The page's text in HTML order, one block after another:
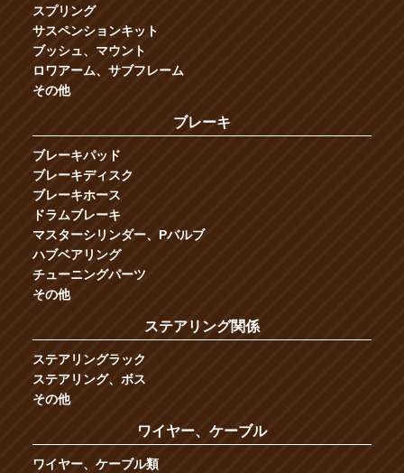
スプリング
サスペンションキット
ブッシュ、マウント
ロワアーム、サブフレーム
その他
ブレーキ
ブレーキパッド
ブレーキディスク
ブレーキホース
ドラムブレーキ
マスターシリンダー、Pバルブ
ハブベアリング
チューニングパーツ
その他
ステアリング関係
ステアリングラック
ステアリング、ボス
その他
ワイヤー、ケーブル
ワイヤー、ケーブル類